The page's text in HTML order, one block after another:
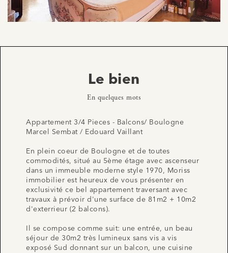
Le bien
En quelques mots
Appartement 3/4 Pieces - Balcons/ Boulogne
Marcel Sembat / Edouard Vaillant
En plein coeur de Boulogne et de toutes
commodités, situé au 5ème étage avec ascenseur
dans un immeuble moderne style 1970, Moriss
immobilier est heureux de vous présenter en
exclusivité ce bel appartement traversant avec
travaux à prévoir d'une surface de 81m2 + 10m2
d'exterrieur (2 balcons).
Il se compose comme suit: une entrée, un beau
séjour de 30m2 très lumineux sans vis a vis
exposé Sud donnant sur un balcon, une cuisine